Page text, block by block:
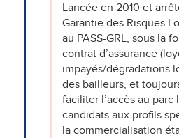
Lancée en 2010 et
Garantie des Risques
au PASS-GRL, sous la
contrat d’assurance
impayés/dégradations
des bailleurs, et
faciliter l’accès au
candidats aux profils
la commercialisation